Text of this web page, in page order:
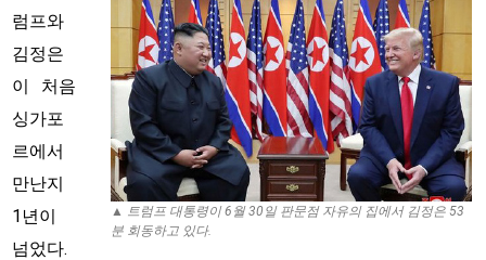
▲ 트럼프 대통령이 6월 30일 판문점 자유의 집에서 김정은 53
분 회동하고 있다.
럼프와
김정은
이 처음
싱가포
르에서
만난지
1년이
넘었다.